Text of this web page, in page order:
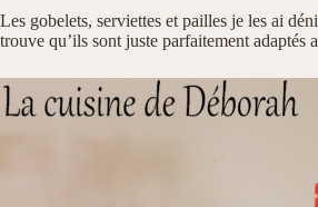
Les gobelets, serviettes et pailles je les ai
trouve qu’ils sont juste parfaitement adaptés